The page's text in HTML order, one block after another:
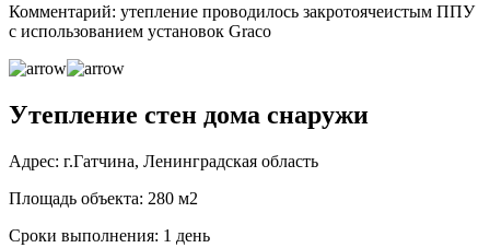
Комментарий: утепление проводилось закротоячеистым ППУ
с использованием установок Graco
Утепление стен дома снаружи
Адрес: г.Гатчина, Ленинградская область
Площадь объекта: 280 м2
Сроки выполнения: 1 день